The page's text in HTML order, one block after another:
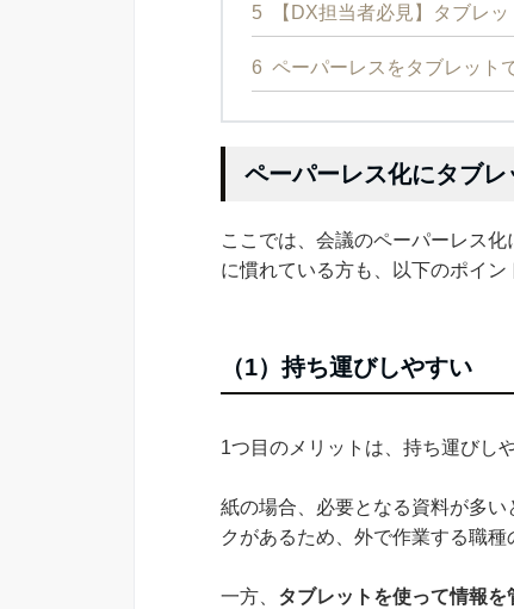
5 【DX担当者必見】タブレ
6 ペーパーレスをタブレット
ペーパーレス化にタブ
ここでは、会議のペーパーレス
に慣れている方も、以下のポイン
（1）持ち運びしやすい
1つ目のメリットは、持ち運びし
紙の場合、必要となる資料が多
クがあるため、外で作業する職種
一方、 タブレットを使って情報